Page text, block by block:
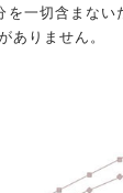
を一切含まな
ありません。